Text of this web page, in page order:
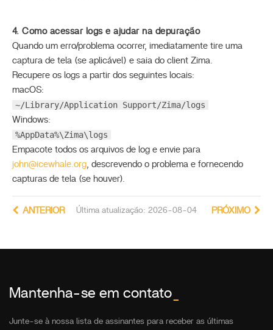
4. Como acessar logs e ajudar na depuração
Quando um erro/problema ocorrer, imediatamente tire uma
captura de tela (se aplicável) e saia do client Zima.
Recupere os logs a partir dos seguintes locais:
macOS:
~/Library/Application Support/Zima/logs
Windows:
%AppData%\Zima\logs
Empacote todos os arquivos de log e envie para
john@icewhale.org, descrevendo o problema e fornecendo
capturas de tela (se houver).
Última atualização: 2026-08-04
ANTERIOR PRÓXIMO
Mantenha-se em contato
Junte-se à nossa lista de assinantes para receber as últimas